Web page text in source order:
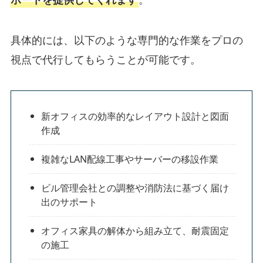
具体的には、以下のような専門的な作業をプロの
視点で代行してもらうことが可能です。
新オフィスの効率的なレイアウト設計と図面
作成
複雑なLAN配線工事やサーバーの移設作業
ビル管理会社との調整や消防法に基づく届け
出のサポート
オフィス家具の解体から組み立て、耐震固定
の施工